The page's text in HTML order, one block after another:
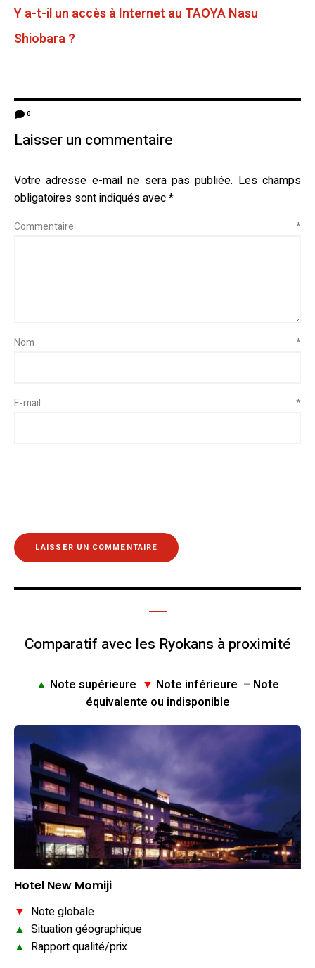
Y a-t-il un accès à Internet au TAOYA Nasu
Shiobara ?
0
Laisser un commentaire
Votre adresse e-mail ne sera pas publiée. Les champs
obligatoires sont indiqués avec*
Commentaire *
Nom *
E-mail *
Comparatif avec les Ryokans à proximité
▲ Note supérieure ▼ Note inférieure – Note
équivalente ou indisponible
Hotel New Momiji
▼ Note globale
▲ Situation géographique
▲ Rapport qualité/prix